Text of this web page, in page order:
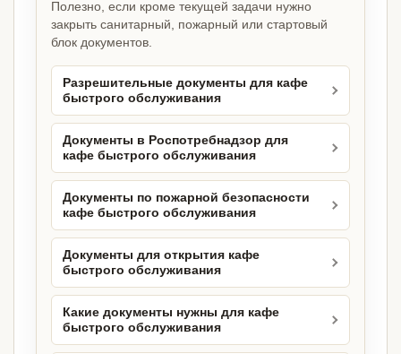
Полезно, если кроме текущей задачи нужно
закрыть санитарный, пожарный или стартовый
блок документов.
Разрешительные документы для кафе
быстрого обслуживания
Документы в Роспотребнадзор для
кафе быстрого обслуживания
Документы по пожарной безопасности
кафе быстрого обслуживания
Документы для открытия кафе
быстрого обслуживания
Какие документы нужны для кафе
быстрого обслуживания